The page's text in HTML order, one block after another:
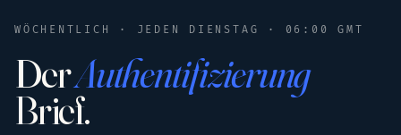
WÖCHENTLICH · JEDEN DIENSTAG · 06:00 GMT
DerAuthentifizierung
Brief.